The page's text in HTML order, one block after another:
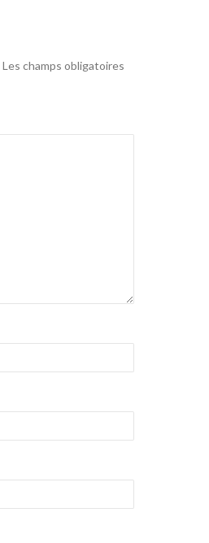
Les champs obligatoires